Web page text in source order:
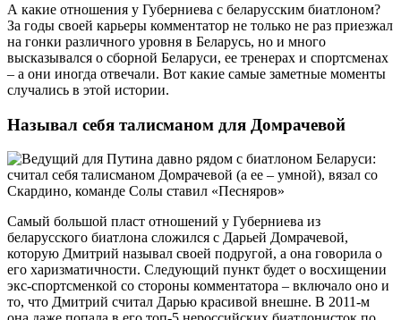
А какие отношения у Губерниева с беларусским биатлоном?
За годы своей карьеры комментатор не только не раз приезжал
на гонки различного уровня в Беларусь, но и много
высказывался о сборной Беларуси, ее тренерах и спортсменах
– а они иногда отвечали. Вот какие самые заметные моменты
случались в этой истории.
Называл себя талисманом для Домрачевой
Самый большой пласт отношений у Губерниева из
беларусского биатлона сложился с Дарьей Домрачевой,
которую Дмитрий называл своей подругой, а она говорила о
его харизматичности. Следующий пункт будет о восхищении
экс-спортсменкой со стороны комментатора – включало оно и
то, что Дмитрий считал Дарью красивой внешне. В 2011-м